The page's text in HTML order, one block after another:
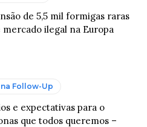
de 5,5 mil formigas raras
mercado ilegal na Europa
Follow-Up
e expectativas para o
que todos queremos –